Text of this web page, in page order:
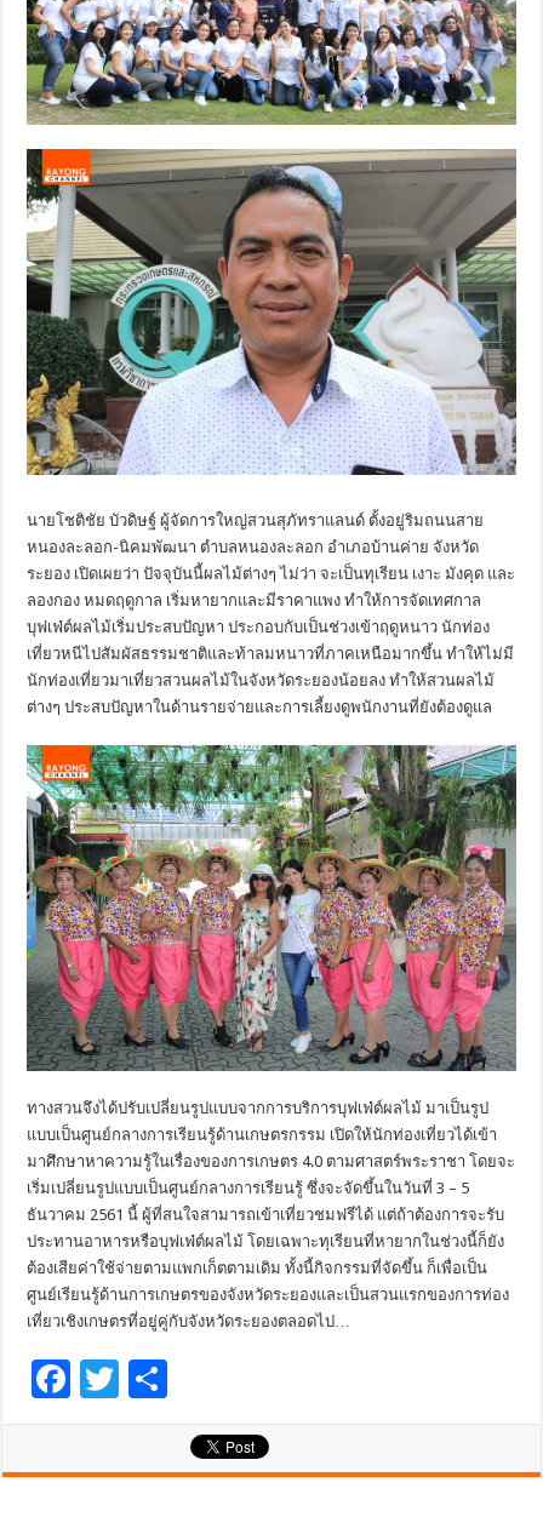
นายโชติชัย บัวดิษฐ์ ผู้จัดการใหญ่สวนสุภัทราแลนด์ ตั้งอยู่ริมถนนสาย
หนองละลอก-นิคมพัฒนา ตำบลหนองละลอก อำเภอบ้านค่าย จังหวัด
ระยอง เปิดเผยว่า ปัจจุบันนี้ผลไม้ต่างๆ ไม่ว่า จะเป็นทุเรียน เงาะ มังคุด และ
ลองกอง หมดฤดูกาล เริ่มหายากและมีราคาแพง ทำให้การจัดเทศกาล
บุฟเฟ่ต์ผลไม้เริ่มประสบปัญหา ประกอบกับเป็นช่วงเข้าฤดูหนาว นักท่อง
เที่ยวหนีไปสัมผัสธรรมชาติและท้าลมหนาวที่ภาคเหนือมากขึ้น ทำให้ไม่มี
นักท่องเที่ยวมาเที่ยวสวนผลไม้ในจังหวัดระยองน้อยลง ทำให้สวนผลไม้
ต่างๆ ประสบปัญหาในด้านรายจ่ายและการเลี้ยงดูพนักงานที่ยังต้องดูแล
ทางสวนจึงได้ปรับเปลี่ยนรูปแบบจากการบริการบุฟเฟ่ต์ผลไม้ มาเป็นรูป
แบบเป็นศูนย์กลางการเรียนรู้ด้านเกษตรกรรม เปิดให้นักท่องเที่ยวได้เข้า
มาศึกษาหาความรู้ในเรื่องของการเกษตร 4.0 ตามศาสตร์พระราชา โดยจะ
เริ่มเปลี่ยนรูปแบบเป็นศูนย์กลางการเรียนรู้ ซึ่งจะจัดขึ้นในวันที่ 3 – 5
ธันวาคม 2561 นี้ ผู้ที่สนใจสามารถเข้าเที่ยวชมฟรีได้ แต่ถ้าต้องการจะรับ
ประทานอาหารหรือบุฟเฟ่ต์ผลไม้ โดยเฉพาะทุเรียนที่หายากในช่วงนี้ก็ยัง
ต้องเสียค่าใช้จ่ายตามแพกเก็ตตามเดิม ทั้งนี้กิจกรรมที่จัดขึ้น ก็เพื่อเป็น
ศูนย์เรียนรู้ด้านการเกษตรของจังหวัดระยองและเป็นสวนแรกของการท่อง
เที่ยวเชิงเกษตรที่อยู่คู่กับจังหวัดระยองตลอดไป…
F
T
ar